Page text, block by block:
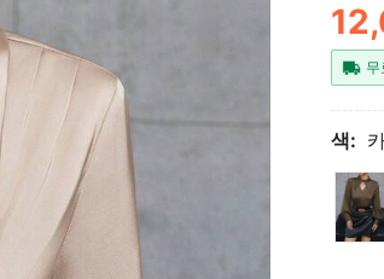
무
색: